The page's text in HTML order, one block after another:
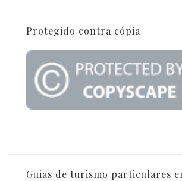
Protegido contra cópia
Guias de turismo particulares